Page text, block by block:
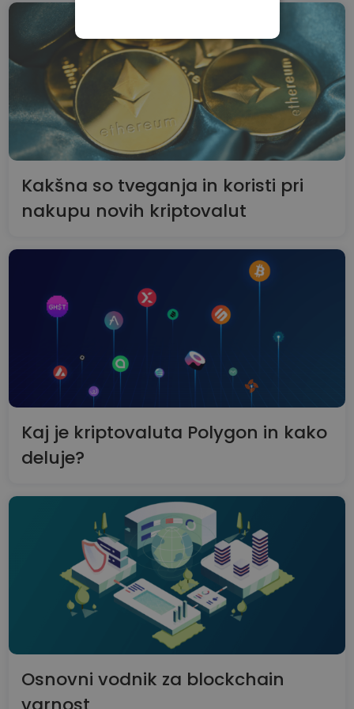
Kakšna so tveganja in koristi pri
nakupu novih kriptovalut
Kaj je kriptovaluta Polygon in kako
deluje?
Osnovni vodnik za blockchain
IZVEDBENI
CILJANJE
FUNKCIONALNOST